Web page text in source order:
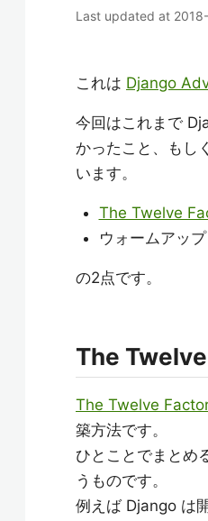
Last updated at
これは Django
今回はこれまで
かったこと、もし
います。
The Twelve
ウォームアップ
の2点です。
The
The Twelve
築方法です。
ひとことでまとめ
うものです。
例えば Django は